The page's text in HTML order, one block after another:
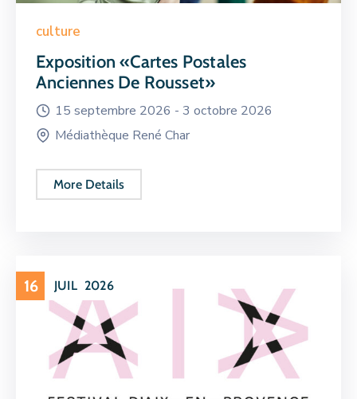
culture
Exposition «Cartes Postales
Anciennes De Rousset»
15 septembre 2026 - 3 octobre 2026
Médiathèque René Char
More Details
16 JUIL 2026